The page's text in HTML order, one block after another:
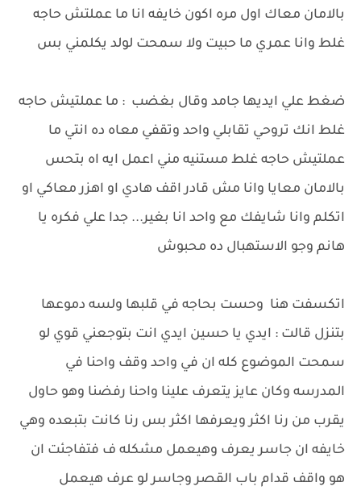
بالامان معاك اول مره اكون خايفه انا ما عملتش حاجه
غلط وانا عمري ما حبيت ولا سمحت لولد يكلمني بس
ضغط علي ايديها جامد وقال بغضب : ما عملتيش حاجه
غلط انك تروحي تقابلي واحد وتقفي معاه ده انتي ما
عملتيش حاجه غلط مستنيه مني اعمل ايه اه بتحس
بالامان معايا وانا مش قادر اقف هادي او اهزر معاكي او
اتكلم وانا شايفك مع واحد انا بغير... جدا علي فكره يا
هانم وجو الاستهبال ده محبوش
اتكسفت هنا وحست بحاجه في قلبها ولسه دموعها
بتنزل قالت : ايدي يا حسين ايدي انت بتوجعني قوي لو
سمحت الموضوع كله ان في واحد وقف واحنا في
المدرسه وكان عايز يتعرف علينا واحنا رفضنا وهو حاول
يقرب من رنا اكثر ويعرفها اكثر بس رنا كانت بتبعده وهي
خايفه ان جاسر يعرف وهيعمل مشكله ف فتفاجئت ان
هو واقف قدام باب القصر وجاسر لو عرف هيعمل